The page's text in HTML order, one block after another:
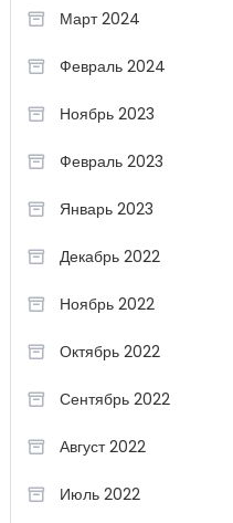
Март 2024
Февраль 2024
Ноябрь 2023
Февраль 2023
Январь 2023
Декабрь 2022
Ноябрь 2022
Октябрь 2022
Сентябрь 2022
Август 2022
Июль 2022